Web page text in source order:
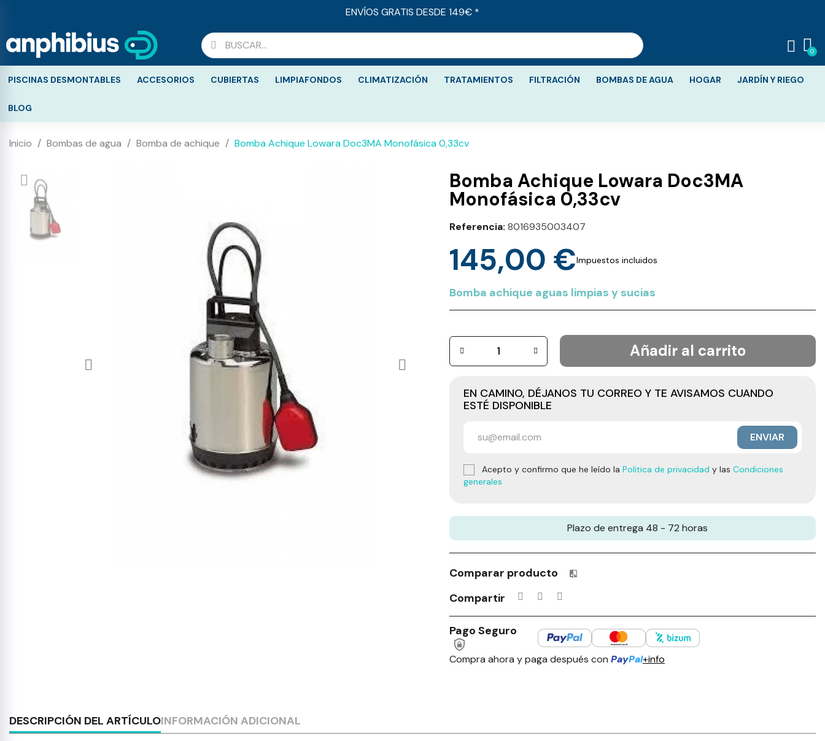
ENVÍOS GRATIS DESDE 149€ *
PISCINAS DESMONTABLES ACCESORIOS CUBIERTAS LIMPIAFONDOS CLIMATIZACIÓN TRATAMIENTOS FILTRACIÓN BOMBAS DE AGUA HOGAR JARDÍN Y RIEGO
BLOG
Inicio Bombas de agua Bomba de achique Bomba Achique Lowara Doc3MA Monofásica 0,33cv
Bomba Achique Lowara Doc3MA
Monofásica 0,33cv
Referencia 8016935003407
145,00 €Impuestos incluidos
Bomba achique aguas limpias y sucias
Añadir al carrito
EN CAMINO, DÉJANOS TU CORREO Y TE AVISAMOS CUANDO
ESTÉ DISPONIBLE
ENVIAR
Acepto y confirmo que he leído la Politica de privacidad y las Condiciones
generales
Plazo de entrega 48 - 72 horas
Comparar producto Productos incluidos en tu lista de comparación: 0 / 4
Compartir
Pago Seguro
Compra ahora y paga después con PayPal+info
DESCRIPCIÓN DEL ARTÍCULOINFORMACIÓN ADICIONAL